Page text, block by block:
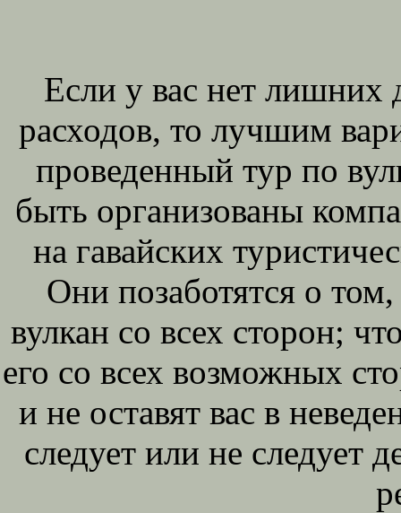
Если у вас нет лишних
расходов, то лучшим
проведенный тур по
быть организованы
на гавайских
Они позаботятся о
вулкан со всех сторон;
его со всех возможных
и не оставят вас в
следует или не следует